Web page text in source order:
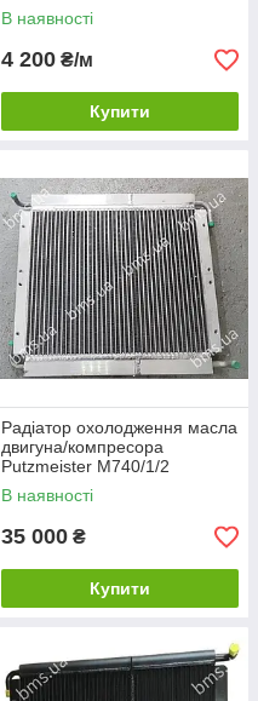
В наявності
4 200 ₴/м
Купити
Радіатор охолодження масла
двигуна/компресора
Putzmeister М740/1/2
В наявності
35 000 ₴
Купити